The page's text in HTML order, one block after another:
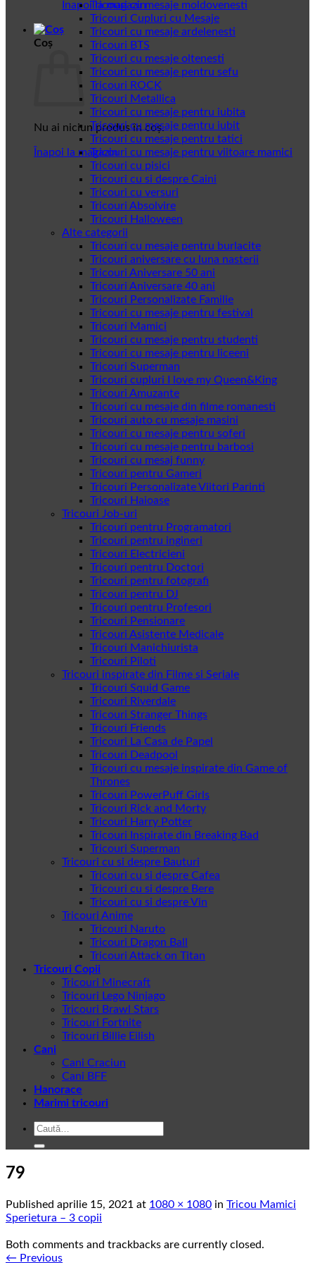
Înapoi la magazin
Coș
Nu ai niciun produs în coș.
Înapoi la magazin
Tricouri cu mesaje moldovenesti
Tricouri Cupluri cu Mesaje
Tricouri cu mesaje ardelenesti
Tricouri BTS
Tricouri cu mesaje oltenesti
Tricouri cu mesaje pentru sefu
Tricouri ROCK
Tricouri Metallica
Tricouri cu mesaje pentru iubita
Tricouri cu mesaje pentru iubit
Tricouri cu mesaje pentru tatici
Tricouri cu mesaje pentru viitoare mamici
Tricouri cu pisici
Tricouri cu si despre Caini
Tricouri cu versuri
Tricouri Absolvire
Tricouri Halloween
Alte categorii
Tricouri cu mesaje pentru burlacite
Tricouri aniversare cu luna nasterii
Tricouri Aniversare 50 ani
Tricouri Aniversare 40 ani
Tricouri Personalizate Familie
Tricouri cu mesaje pentru festival
Tricouri Mamici
Tricouri cu mesaje pentru studenti
Tricouri cu mesaje pentru liceeni
Tricouri Superman
Tricouri cupluri I love my Queen&King
Tricouri Amuzante
Tricouri cu mesaje din filme romanesti
Tricouri auto cu mesaje masini
Tricouri cu mesaje pentru soferi
Tricouri cu mesaje pentru barbosi
Tricouri cu mesaj funny
Tricouri pentru Gameri
Tricouri Personalizate Viitori Parinti
Tricouri Haioase
Tricouri Job-uri
Tricouri pentru Programatori
Tricouri pentru ingineri
Tricouri Electricieni
Tricouri pentru Doctori
Tricouri pentru fotografi
Tricouri pentru DJ
Tricouri pentru Profesori
Tricouri Pensionare
Tricouri Asistente Medicale
Tricouri Manichiurista
Tricouri Piloti
Tricouri inspirate din Filme si Seriale
Tricouri Squid Game
Tricouri Riverdale
Tricouri Stranger Things
Tricouri Friends
Tricouri La Casa de Papel
Tricouri Deadpool
Tricouri cu mesaje inspirate din Game of
Thrones
Tricouri PowerPuff Girls
Tricouri Rick and Morty
Tricouri Harry Potter
Tricouri Inspirate din Breaking Bad
Tricouri Superman
Tricouri cu si despre Bauturi
Tricouri cu si despre Cafea
Tricouri cu si despre Bere
Tricouri cu si despre Vin
Tricouri Anime
Tricouri Naruto
Tricouri Dragon Ball
Tricouri Attack on Titan
Tricouri Copii
Tricouri Minecraft
Tricouri Lego Ninjago
Tricouri Brawl Stars
Tricouri Fortnite
Tricouri Billie Eilish
Cani
Cani Craciun
Cani BFF
Hanorace
Marimi tricouri
Caută
79
Published aprilie 15, 2021 at 1080 × 1080 in Tricou Mamici
Sperietura – 3 copii
Both comments and trackbacks are currently closed.
← Previous